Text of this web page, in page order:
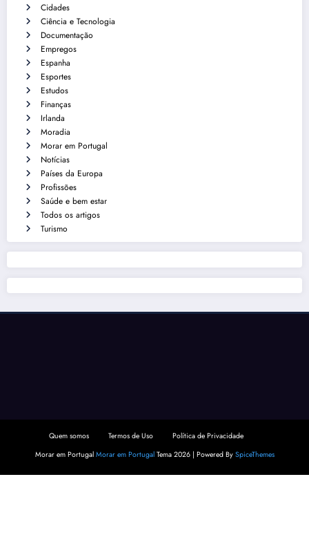
Cidades
Ciência e Tecnologia
Documentação
Empregos
Espanha
Esportes
Estudos
Finanças
Irlanda
Moradia
Morar em Portugal
Notícias
Países da Europa
Profissões
Saúde e bem estar
Todos os artigos
Turismo
Quem somos Termos de Uso
Política de Privacidade
Morar em Portugal Morar em PortugalTema 2026 | Powered By SpiceThemes